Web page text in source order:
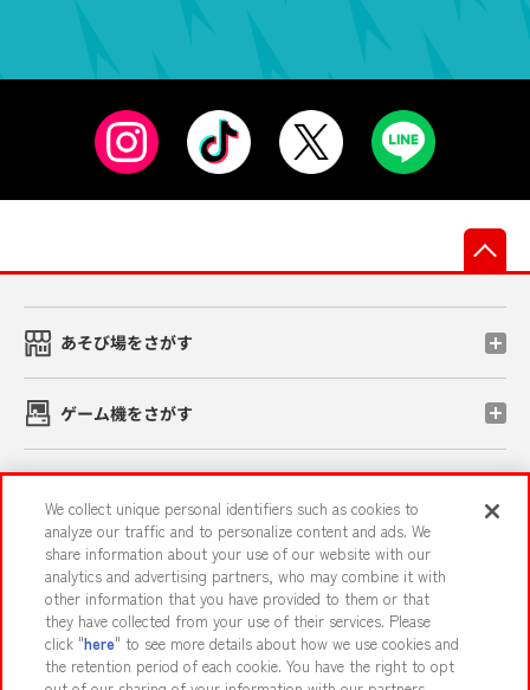
あそび場をさがす
ゲーム機をさがす
イベント・キャンペーン
関連会社 サステナビリティ サイトポリシー
We collect unique personal identifiers such as cookies to
analyze our traffic and to personalize content and ads. We
share information about your use of our website with our
analytics and advertising partners, who may combine it with
other information that you have provided to them or that
they have collected from your use of their services. Please
click "here" to see more details about how we use cookies and
the retention period of each cookie. You have the right to opt